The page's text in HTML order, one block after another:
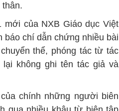
thân.
của NXB Giáo dục Việt
báo chí dẫn chứng nhiều bài
thể, phóng tác từ tác
không ghi tên tác giả và
chính những người biên